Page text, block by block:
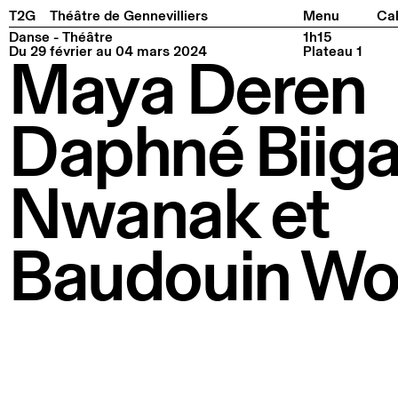
T2G Théâtre de Gennevilliers Menu
Facebook
Instagram Tiktok
Danse - Théâtre
Du 29 février au 04 mars 2024
1h15
Plateau 1
Maya Deren
Daphné
Nwanak et
Baudouin